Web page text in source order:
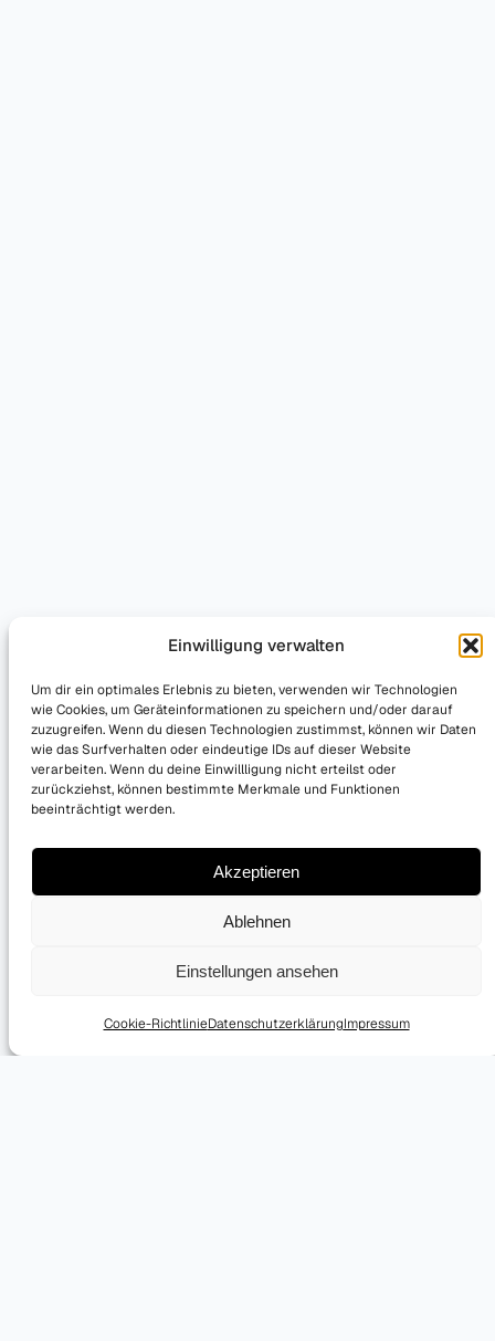
Einwilligung verwalten
Um dir ein optimales Erlebnis zu bieten, verwenden wir Technologien
wie Cookies, um Geräteinformationen zu speichern und/oder darauf
zuzugreifen. Wenn du diesen Technologien zustimmst, können wir Daten
wie das Surfverhalten oder eindeutige IDs auf dieser Website
verarbeiten. Wenn du deine Einwillligung nicht erteilst oder
zurückziehst, können bestimmte Merkmale und Funktionen
beeinträchtigt werden.
Akzeptieren
Ablehnen
Einstellungen ansehen
Cookie-RichtlinieDatenschutzerklärungImpressum